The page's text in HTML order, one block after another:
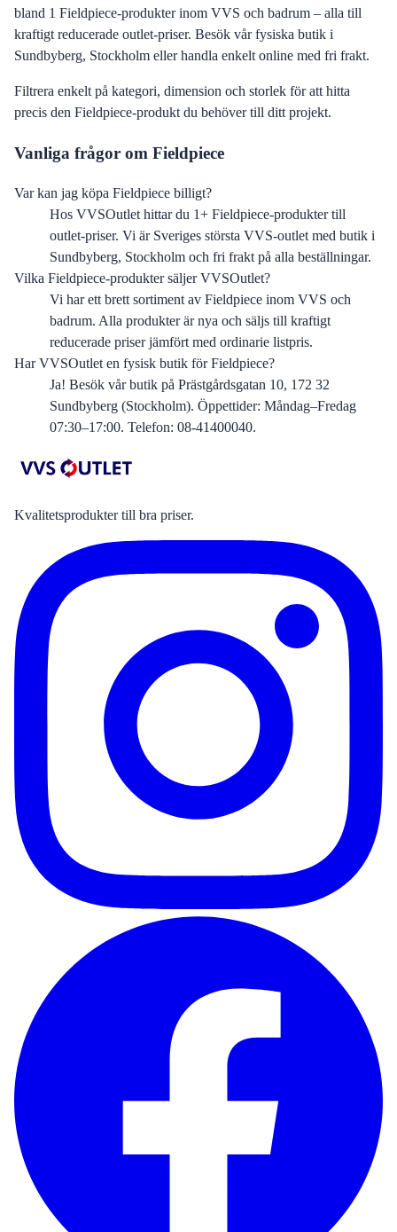
bland 1 Fieldpiece-produkter inom VVS och badrum – alla till
kraftigt reducerade outlet-priser. Besök vår fysiska butik i
Sundbyberg, Stockholm eller handla enkelt online med fri frakt.
Filtrera enkelt på kategori, dimension och storlek för att hitta
precis den Fieldpiece-produkt du behöver till ditt projekt.
Vanliga frågor om Fieldpiece
Var kan jag köpa Fieldpiece billigt?
Hos VVSOutlet hittar du 1+ Fieldpiece-produkter till
outlet-priser. Vi är Sveriges största VVS-outlet med butik i
Sundbyberg, Stockholm och fri frakt på alla beställningar.
Vilka Fieldpiece-produkter säljer VVSOutlet?
Vi har ett brett sortiment av Fieldpiece inom VVS och
badrum. Alla produkter är nya och säljs till kraftigt
reducerade priser jämfört med ordinarie listpris.
Har VVSOutlet en fysisk butik för Fieldpiece?
Ja! Besök vår butik på Prästgårdsgatan 10, 172 32
Sundbyberg (Stockholm). Öppettider: Måndag–Fredag
07:30–17:00. Telefon: 08-41400040.
Kvalitetsprodukter till bra priser.